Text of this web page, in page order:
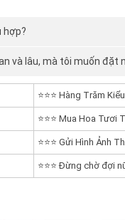
hợp?
và lâu, mà tôi muốn đặt
⭐⭐⭐ Hàng Trăm
⭐⭐⭐ Mua Hoa
⭐⭐⭐ Gửi Hình Ảnh
⭐⭐⭐ Đừng chờ đợi